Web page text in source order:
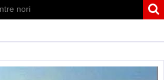
nori
într-